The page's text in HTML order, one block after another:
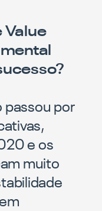
Value
passou por
e os
muito